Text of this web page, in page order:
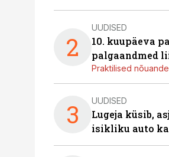
2
UUDISED
10. kuupäeva
palgaandmed
Praktilised
3 UUDISED
Lugeja küsib,
isikliku auto